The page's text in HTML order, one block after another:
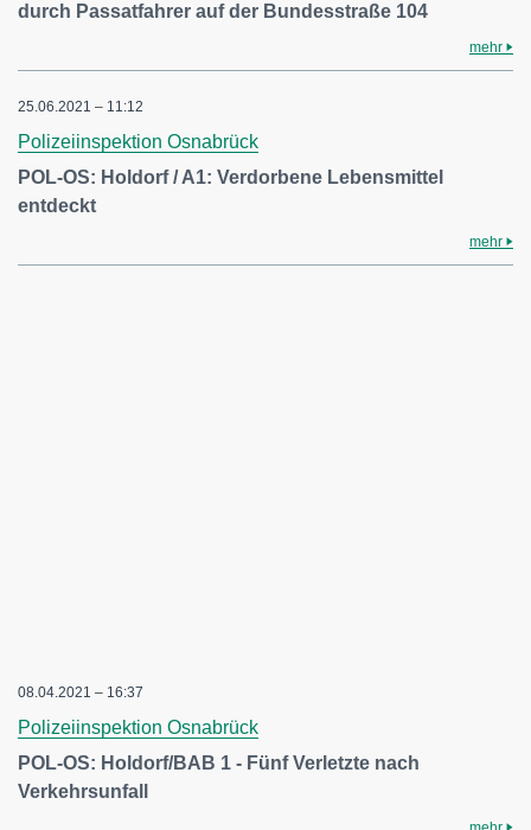
durch Passatfahrer auf der Bundesstraße 104
mehr
25.06.2021 – 11:12
Polizeiinspektion Osnabrück
POL-OS: Holdorf / A1: Verdorbene Lebensmittel
entdeckt
mehr
08.04.2021 – 16:37
Polizeiinspektion Osnabrück
POL-OS: Holdorf/BAB 1 - Fünf Verletzte nach
Verkehrsunfall